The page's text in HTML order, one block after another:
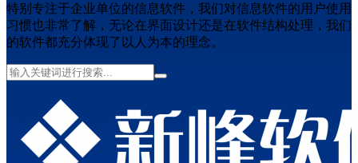
特别专注于企业单位的信息软件，我们对信息软件的用户使用
习惯也非常了解，无论在界面设计还是在软件结构处理，我们
的软件都充分体现了以人为本的理念。